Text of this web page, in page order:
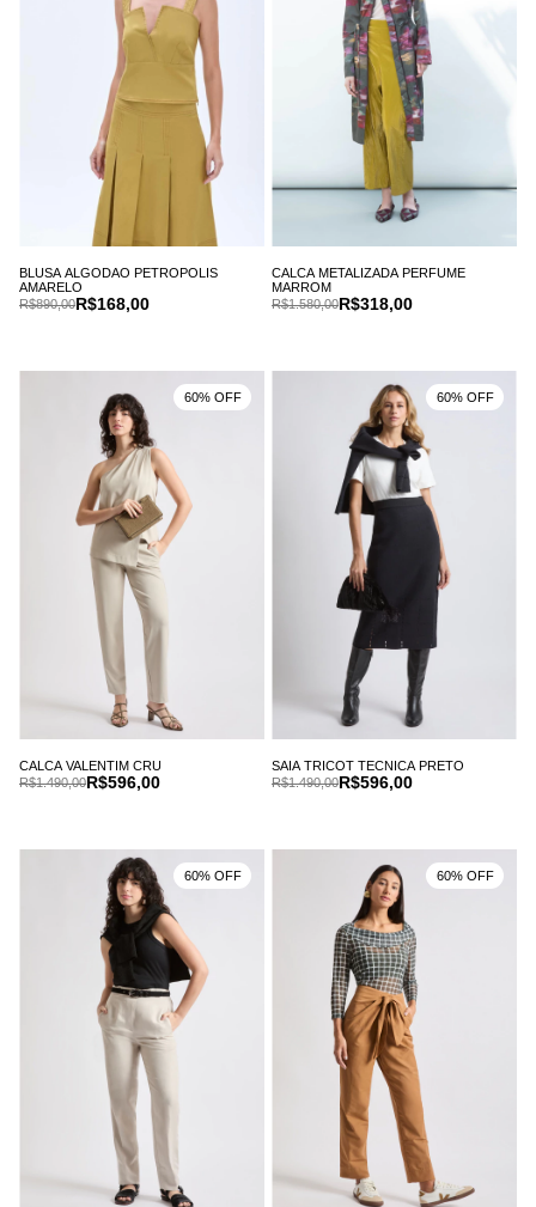
BLUSA ALGODAO PETROPOLIS
AMARELO
R$168,00
R$890,00
CALCA METALIZADA PERFUME
MARROM
R$318,00
R$1.580,00
CALCA VALENTIM CRU
R$596,00
R$1.490,00
60% OFF
SAIA TRICOT TECNICA PRETO
R$596,00
R$1.490,00
60% OFF
60% OFF 60% OFF